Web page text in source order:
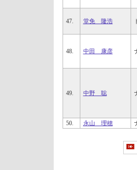
47. 堂免 隆浩
48. 中田 康彦
49. 中野 聡
50. 永山 理穂